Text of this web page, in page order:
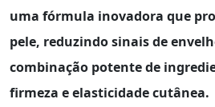
uma fórmula inovadora que
pele, reduzindo sinais de
combinação potente de
firmeza e elasticidade cutânea.